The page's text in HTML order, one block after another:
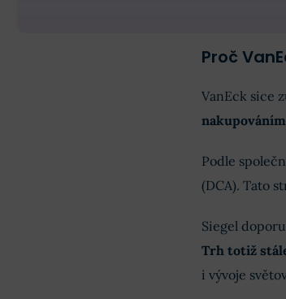
Proč
VanEck sice
Podle
(DCA). Tato
Siegel
Trh totiž
i vývoje